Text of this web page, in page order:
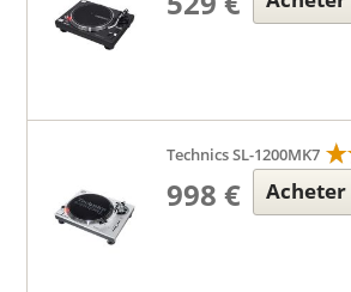
Technics SL-1200MK7
998 € Acheter